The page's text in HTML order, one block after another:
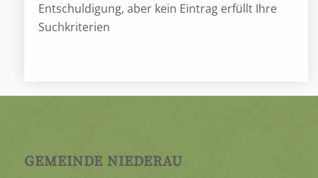
Entschuldigung, aber kein Eintrag erfüllt Ihre
Suchkriterien
GEMEINDE NIEDERAU